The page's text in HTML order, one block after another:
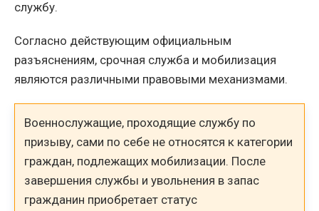
службу.
Согласно действующим официальным
разъяснениям, срочная служба и мобилизация
являются различными правовыми механизмами.
Военнослужащие, проходящие службу по
призыву, сами по себе не относятся к категории
граждан, подлежащих мобилизации. После
завершения службы и увольнения в запас
гражданин приобретает статус